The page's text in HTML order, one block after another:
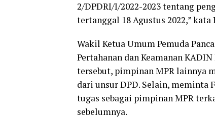
2/DPDRI/I/2022-2023 tentang
tertanggal 18 Agustus 2022,” kata
Wakil Ketua Umum Pemuda
Pertahanan dan Keamanan
tersebut, pimpinan MPR lainnya
dari unsur DPD. Selain, meminta
tugas sebagai pimpinan MPR
sebelumnya.